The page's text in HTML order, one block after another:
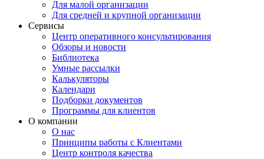
Для малой организации
Для средней и крупной организации
Сервисы
Центр оперативного консультирования
Обзоры и новости
Библиотека
Умные рассылки
Калькуляторы
Календари
Подборки документов
Программы для клиентов
О компании
О нас
Принципы работы с Клиентами
Центр контроля качества